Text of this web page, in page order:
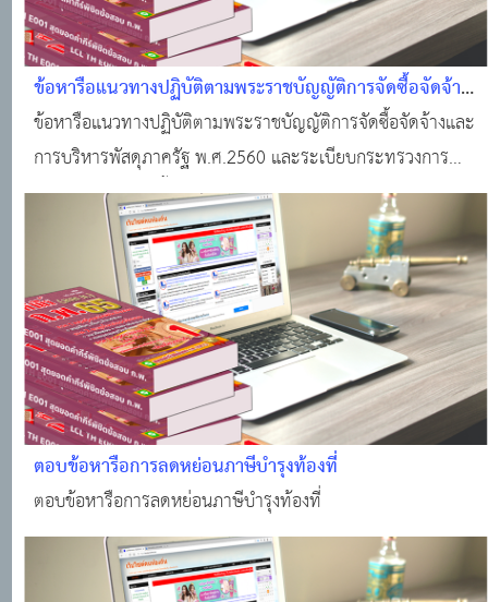
ข้อหารือแนวทางปฏิบัติตามพระราชบัญญัติการจัดซื้อจัดจ้าง
และการบริหารพัสดุภาครัฐ พ.ศ.2560
ข้อหารือแนวทางปฏิบัติตามพระราชบัญญัติการจัดซื้อจัดจ้างและ
การบริหารพัสดุภาครัฐ พ.ศ.2560 และระเบียบกระทรวงการ
คลังว่าด้วยการจัดซื้อจัดจ้างและการบริหารพัสดุภาครัฐ
ตอบข้อหารือการลดหย่อนภาษีบำรุงท้องที่
ตอบข้อหารือการลดหย่อนภาษีบำรุงท้องที่